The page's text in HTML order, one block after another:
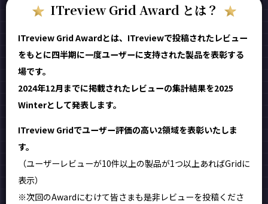
ITreview Grid Award とは？
ITreview Grid Awardとは、ITreviewで投稿されたレビュー
をもとに四半期に一度ユーザーに支持された製品を表彰する
場です。
2024年12月までに掲載されたレビューの集計結果を2025
Winterとして発表します。
ITreview Gridでユーザー評価の高い2領域を表彰いたしま
す。
（ユーザーレビューが10件以上の製品が1つ以上あればGridに
表示）
※次回のAwardにむけて皆さまも是非レビューを投稿くださ